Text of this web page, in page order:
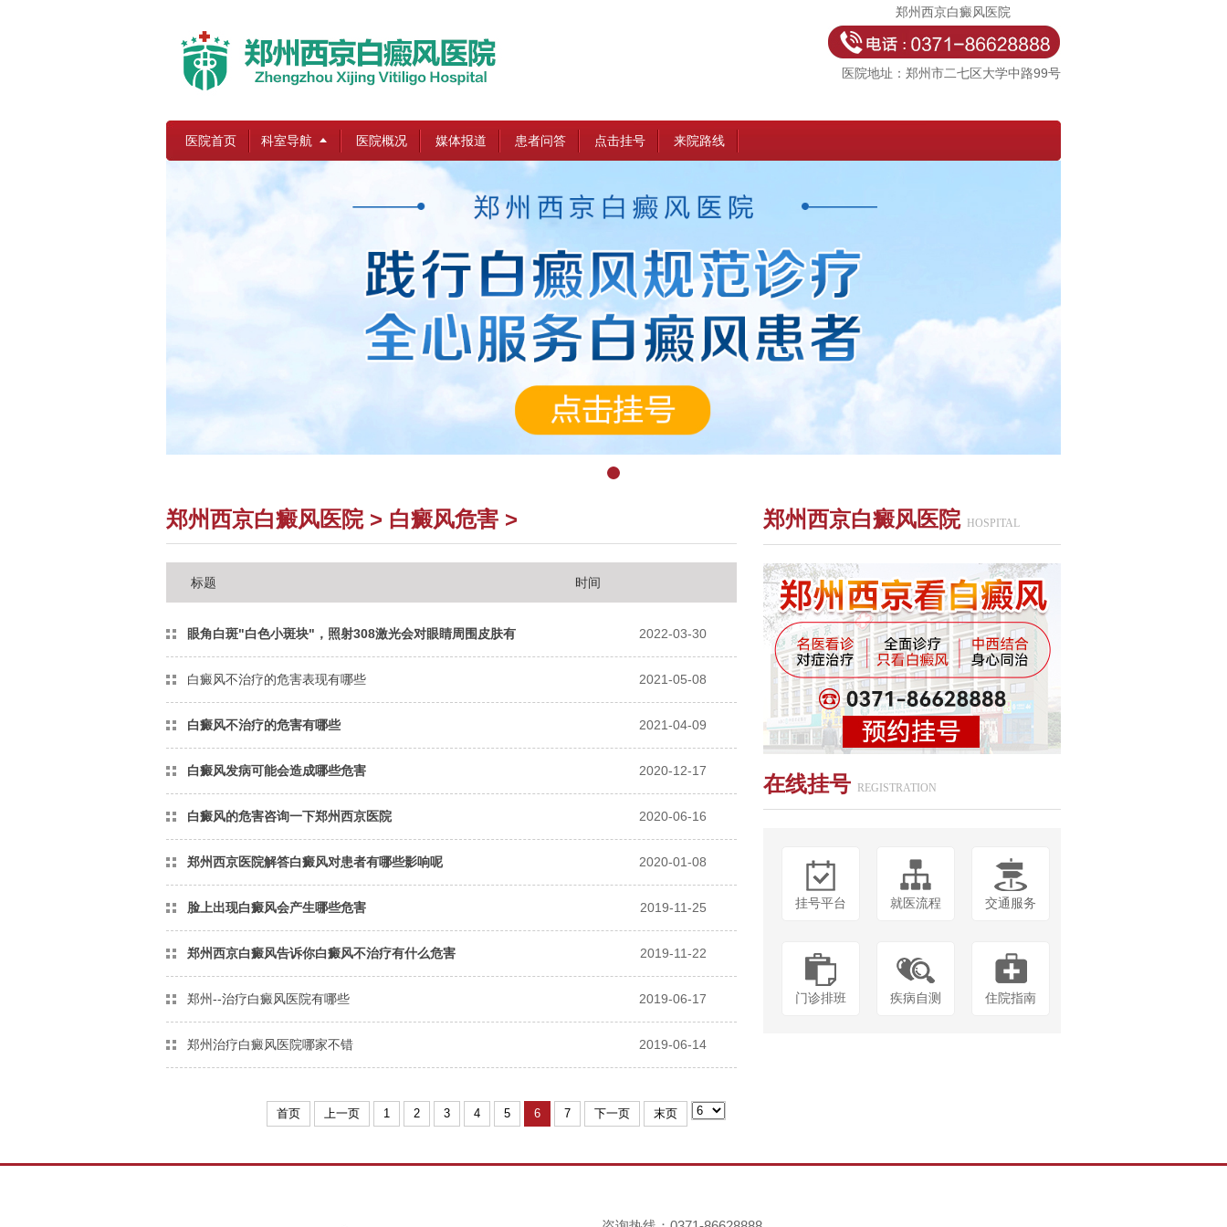
郑州西京白癜风医院
医院地址：郑州市二七区大学中路99号
医院首页 科室导航 医院概况 媒体报道 患者问答 点击挂号 来院路线
郑州西京白癜风医院> 白癜风危害 >
标题 时间
眼角白斑"白色小斑块"，照射308激光会对眼睛周围皮肤有
伤害吗
2022-03-30
白癜风不治疗的危害表现有哪些 2021-05-08
白癜风不治疗的危害有哪些 2021-04-09
白癜风发病可能会造成哪些危害 2020-12-17
白癜风的危害咨询一下郑州西京医院 2020-06-16
郑州西京医院解答白癜风对患者有哪些影响呢 2020-01-08
脸上出现白癜风会产生哪些危害 2019-11-25
郑州西京白癜风告诉你白癜风不治疗有什么危害 2019-11-22
郑州--治疗白癜风医院有哪些 2019-06-17
郑州治疗白癜风医院哪家不错 2019-06-14
首页 上一页 1 2 3 4 5 6 7 下一页
末页
郑州西京白癜风医院 HOSPITAL
在线挂号 REGISTRATION
挂号平台 就医流程 交通服务
门诊排班 疾病自测 住院指南